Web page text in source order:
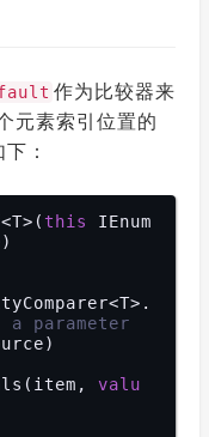
作为比较器来
元素索引位置的
：
this
IEnum
)
parameter
valu